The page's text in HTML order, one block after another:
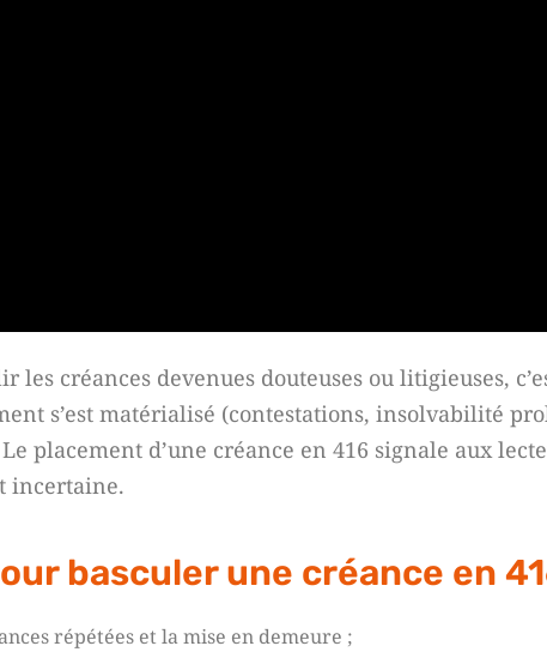
les créances devenues douteuses ou litigieuses,
s’est matérialisé (contestations, insolvabilité
placement d’une créance en 416 signale aux
incertaine.
basculer une créance en
répétées et la mise en demeure ;